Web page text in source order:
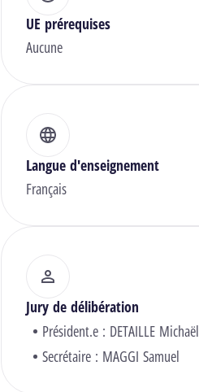
UE prérequises
Aucune
Langue d'enseignement
Français
Jury de délibération
Président.e : DETAILLE Michaël
Secrétaire : MAGGI Samuel